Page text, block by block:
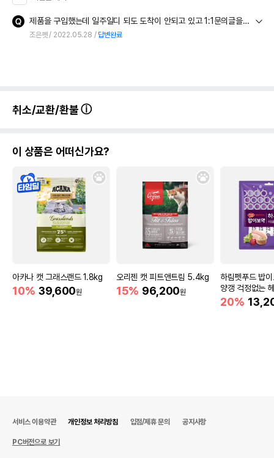
법에 의한 인증,허가 등을
수입자를 함께 표기
전화번호
유통기한
유통기한이 최소 2026.12.04이거나 그
이후인 상품이 출고됩니다.
단, 상품명에 유통기한 명시된 경우, 해당
유통기한을 따릅니다.
제품을 구입했는데 일주일디 되도 도착이 안되고 있고 1:1문의글을 써도 답변도 없고 실시간 채팅을 해도 답변도 없고 도대체 어떻게 하자는 건지 알수가 없네 취소를 요청해도 안되고.
조은펫 2022.05.28 답변완료
취소/교환/환불
이 상품은 어떠신가요?
아카나 캣 그래스랜드 1.8kg
10% 39,600원
오리젠 캣 피트앤트림 5.4kg
15% 96,200원
하림펫푸드 밥
양갱 걱정없는
20%
서비스 이용약관 개인정보 처리방침 입점/제휴 문의 공지사항
PC버전으로 보기